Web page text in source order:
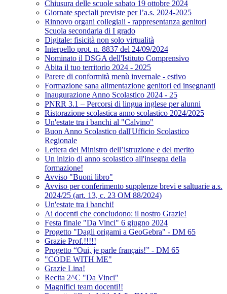
Chiusura delle scuole sabato 19 ottobre 2024
Giornate speciali previste per l’a.s. 2024-2025
Rinnovo organi collegiali - rappresentanza genitori
Scuola secondaria di I grado
Digitale: fisicità non solo virtualità
Interpello prot. n. 8837 del 24/09/2024
Nominato il DSGA dell'Istituto Comprensivo
Abita il tuo territorio 2024 - 2025
Parere di conformità menù invernale - estivo
Formazione sana alimentazione genitori ed insegnanti
Inaugurazione Anno Scolastico 2024 - 25
PNRR 3.1 – Percorsi di lingua inglese per alunni
Ristorazione scolastica anno scolastico 2024/2025
Un'estate tra i banchi al "Calvino"
Buon Anno Scolastico dall'Ufficio Scolastico
Regionale
Lettera del Ministro dell’istruzione e del merito
Un inizio di anno scolastico all'insegna della
formazione!
Avviso "Buoni libro"
Avviso per conferimento supplenze brevi e saltuarie a.s.
2024/25 (art. 13, c. 23 OM 88/2024)
Un'estate tra i banchi!
Ai docenti che concludono: il nostro Grazie!
Festa finale "Da Vinci" 6 giugno 2024
Progetto "Dagli origami a GeoGebra" - DM 65
Grazie Prof.!!!!!
Progetto “Oui, je parle français!” - DM 65
"CODE WITH ME"
Grazie Lina!
Recita 2^C "Da Vinci"
Magnifici team docenti!!